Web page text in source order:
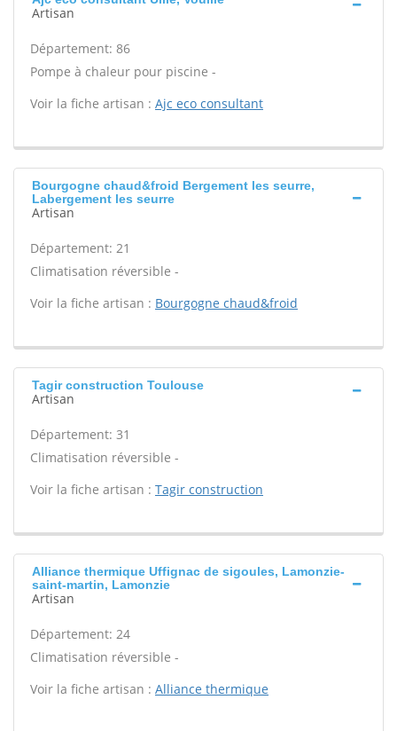
Artisan
Département: 86
Pompe à chaleur pour piscine -
Voir la fiche artisan : Ajc eco consultant
Bourgogne chaud&froid Bergement les seurre,
Labergement les seurre
Artisan
Département: 21
Climatisation réversible -
Voir la fiche artisan : Bourgogne chaud&froid
Tagir construction Toulouse
Artisan
Département: 31
Climatisation réversible -
Voir la fiche artisan : Tagir construction
Alliance thermique Uffignac de sigoules, Lamonzie-
saint-martin, Lamonzie
Artisan
Département: 24
Climatisation réversible -
Voir la fiche artisan : Alliance thermique